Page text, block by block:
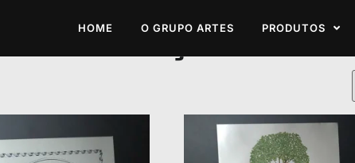
HOME O GRUPO ARTES PRODUTOS